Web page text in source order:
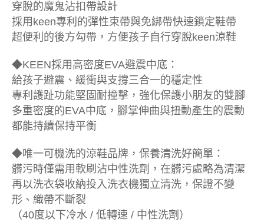
穿脫的魔鬼沾扣帶設計
採用keen專利的彈性束帶與免綁帶快速鎖定鞋帶
超便利的後方勾帶，方便孩子自行穿脫keen涼鞋
◆KEEN採用高密度EVA避震中底：
給孩子避震、緩衝與支撐三合一的穩定性
專利護趾功能堅固耐撞擊，強化保護小朋友的雙腳
多重密度的EVA中底，腳掌伸曲與扭動產生的震動
都能持續保持平衡
◆唯一可機洗的涼鞋品牌，保養清洗好簡單：
髒污時僅需用軟刷沾中性洗劑，在髒污處略為清潔
再以洗衣袋收納投入洗衣機獨立清洗，保證不變
形、織帶不斷裂
（40度以下冷水 / 低轉速 / 中性洗劑）